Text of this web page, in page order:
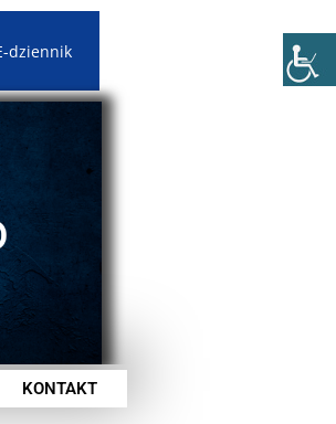
dziennik
KONTAKT